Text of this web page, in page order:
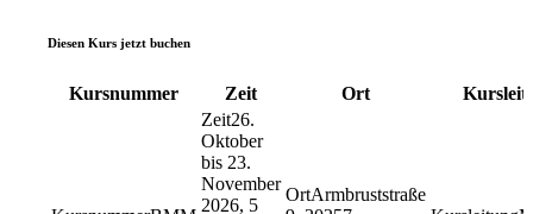
Diesen Kurs jetzt buchen
Kursnummer Zeit Ort
26.
Oktober
bis 23.
November
2026, 5
Armbruststraße